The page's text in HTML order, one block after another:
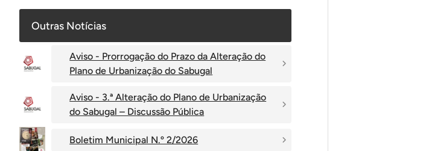
Outras Notícias
Aviso - Prorrogação do Prazo da Alteração do
Plano de Urbanização do Sabugal
Aviso - 3.ª Alteração do Plano de Urbanização
do Sabugal – Discussão Pública
Boletim Municipal N.º 2/2026